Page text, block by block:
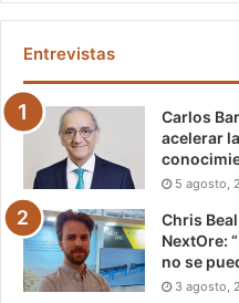
Entrevistas
Carlos
acelerar
5 agosto,
Chris
NextOre:
no se
3 agosto,